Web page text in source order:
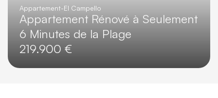
Appartement-El Campello
Appartement Rénové à Seulement
6 Minutes de la Plage
219.900 €